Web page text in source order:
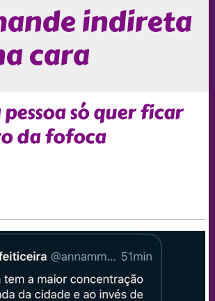
indireta
cara
pessoa só quer ficar
da fofoca